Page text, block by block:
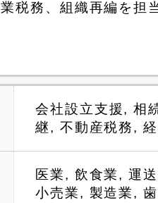
税務、組織再編を担
会社設立支援, 相
継, 不動産税務,
医業, 飲食業, 運
小売業, 製造業,